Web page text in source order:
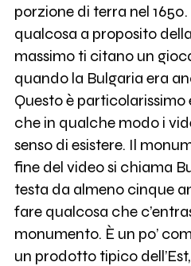
porzione di terra nel
qualcosa a proposito
massimo ti citano un
quando la Bulgaria era
Questo è particolarissimo
che in qualche modo i
senso di esistere. Il
fine del video si chiama
testa da almeno cinque
fare qualcosa che
monumento. È un po’
un prodotto tipico